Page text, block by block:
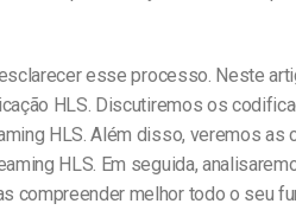
esse processo. Neste
HLS. Discutiremos os
HLS. Além disso, veremos
HLS. Em seguida,
compreender melhor todo o seu